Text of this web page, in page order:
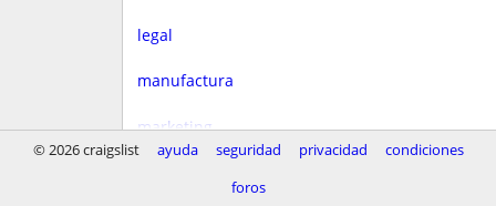
legal
manufactura
marketing
© 2026 craigslist ayuda seguridad privacidad
condiciones
foros